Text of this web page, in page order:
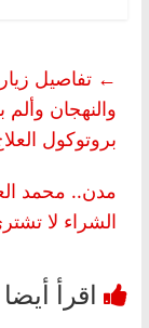
← تفاصيل
والنهجان
بروتوكول
الشراء لا